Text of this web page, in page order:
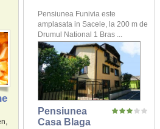
Pensiunea Funivia este
amplasata in Sacele, la 200 m de
Drumul National 1 Bras ...
Pensiunea
Casa Blaga